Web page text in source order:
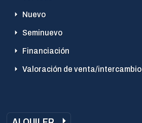
Nuevo
Seminuevo
Financiación
Valoración de venta/intercambio